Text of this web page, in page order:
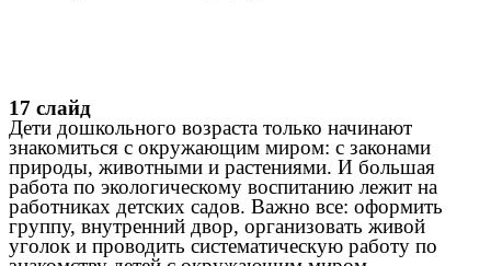
17 слайд
Дети дошкольного возраста только начинают
знакомиться с окружающим миром: с законами
природы, животными и растениями. И большая
работа по экологическому воспитанию лежит на
работниках детских садов. Важно все: оформить
группу, внутренний двор, организовать живой
уголок и проводить систематическую работу по